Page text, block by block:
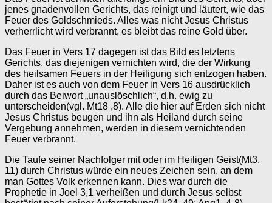
jenes gnadenvollen Gerichts, das reinigt und läutert, wie das
Feuer des Goldschmieds. Alles was nicht Jesus Christus
verherrlicht wird verbrannt, es bleibt das reine Gold über.
Das Feuer in Vers 17 dagegen ist das Bild es letztens
Gerichts, das diejenigen vernichten wird, die der Wirkung
des heilsamen Feuers in der Heiligung sich entzogen haben.
Daher ist es auch von dem Feuer in Vers 16 ausdrücklich
durch das Beiwort „unauslöschlich“, d.h. ewig zu
unterscheiden(vgl. Mt18 ,8). Alle die hier auf Erden sich nicht
Jesus Christus beugen und ihn als Heiland durch seine
Vergebung annehmen, werden in diesem vernichtenden
Feuer verbrannt.
Die Taufe seiner Nachfolger mit oder im Heiligen Geist(Mt3,
11) durch Christus würde ein neues Zeichen sein, an dem
man Gottes Volk erkennen kann. Dies war durch die
Prophetie in Joel 3,1 verheißen und durch Jesus selbst